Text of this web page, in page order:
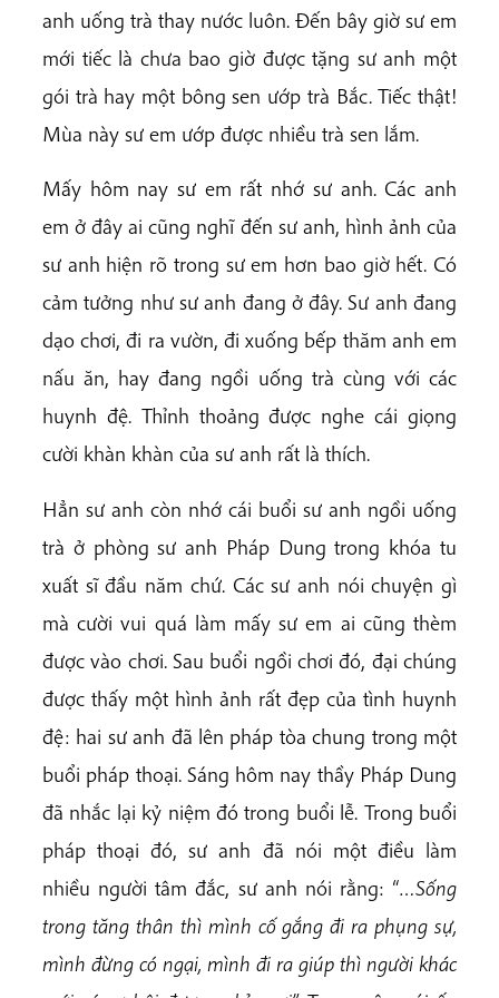
anh uống trà thay nước luôn. Đến bây giờ sư em
mới tiếc là chưa bao giờ được tặng sư anh một
gói trà hay một bông sen ướp trà Bắc. Tiếc thật!
Mùa này sư em ướp được nhiều trà sen lắm.
Mấy hôm nay sư em rất nhớ sư anh. Các anh
em ở đây ai cũng nghĩ đến sư anh, hình ảnh của
sư anh hiện rõ trong sư em hơn bao giờ hết. Có
cảm tưởng như sư anh đang ở đây. Sư anh đang
dạo chơi, đi ra vườn, đi xuống bếp thăm anh em
nấu ăn, hay đang ngồi uống trà cùng với các
huynh đệ. Thỉnh thoảng được nghe cái giọng
cười khàn khàn của sư anh rất là thích.
Hẳn sư anh còn nhớ cái buổi sư anh ngồi uống
trà ở phòng sư anh Pháp Dung trong khóa tu
xuất sĩ đầu năm chứ. Các sư anh nói chuyện gì
mà cười vui quá làm mấy sư em ai cũng thèm
được vào chơi. Sau buổi ngồi chơi đó, đại chúng
được thấy một hình ảnh rất đẹp của tình huynh
đệ: hai sư anh đã lên pháp tòa chung trong một
buổi pháp thoại. Sáng hôm nay thầy Pháp Dung
đã nhắc lại kỷ niệm đó trong buổi lễ. Trong buổi
pháp thoại đó, sư anh đã nói một điều làm
nhiều người tâm đắc, sư anh nói rằng: “…Sống
trong tăng thân thì mình cố gắng đi ra phụng sự,
mình đừng có ngại, mình đi ra giúp thì người khác